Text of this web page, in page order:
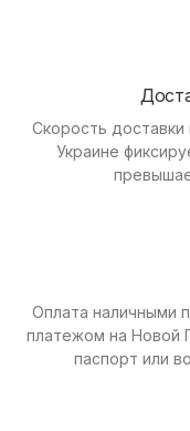
Скорость
Украине
Оплата наличными
платежом на Новой
паспорт или